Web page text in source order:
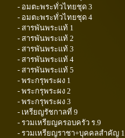
- อมตะพระทั่วไทยชุด 3
- อมตะพระทั่วไทยชุด 4
- สารพันพระแท้ 1
- สารพันพระแท้ 2
- สารพันพระแท้ 3
- สารพันพระแท้ 4
- สารพันพระแท้ 5
- พระกรุพระผง 1
- พระกรุพระผง 2
- พระกรุพระผง 3
- เหรียญรัชกาลที่ 9
- รวมเหรียญครอบครัว ร.9
- รวมเหรียญราชา+บุคคลสำคัญ 1